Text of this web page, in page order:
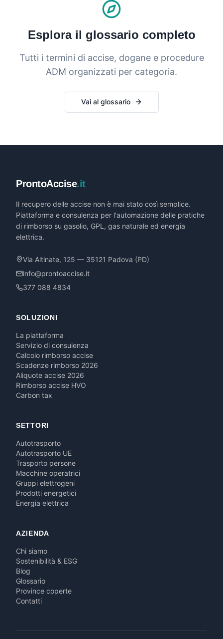
Esplora il glossario completo
Tutti i termini di accise, dogane e procedure
ADM organizzati per categoria.
Vai al glossario
ProntoAccise.it
Il recupero delle accise non è mai stato così semplice.
Piattaforma e consulenza per l'automazione delle pratiche
di rimborso su gasolio, GPL, gas naturale ed energia
elettrica.
Via Altinate, 125 — 35121 Padova (PD)
info@prontoaccise.it
377 088 4834
SOLUZIONI
La piattaforma
Servizio di consulenza
Calcolo rimborso accise
Scadenze rimborso 2026
Aliquote accise 2026
Rimborso accise HVO
Carbon tax
SETTORI
Autotrasporto
Autotrasporto UE
Trasporto persone
Macchine operatrici
Gruppi elettrogeni
Prodotti energetici
Energia elettrica
AZIENDA
Chi siamo
Sostenibilità & ESG
Blog
Glossario
Province coperte
Contatti